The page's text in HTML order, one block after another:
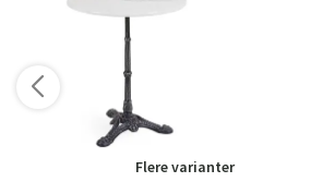
Flere varianter